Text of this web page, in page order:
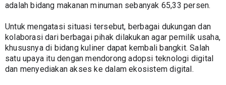
adalah bidang makanan minuman sebanyak 65,33 persen.
Untuk mengatasi situasi tersebut, berbagai dukungan dan
kolaborasi dari berbagai pihak dilakukan agar pemilik usaha,
khususnya di bidang kuliner dapat kembali bangkit. Salah
satu upaya itu dengan mendorong adopsi teknologi digital
dan menyediakan akses ke dalam ekosistem digital.